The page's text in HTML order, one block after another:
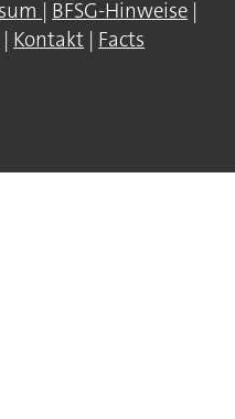
| BFSG-Hinweise |
| Kontakt | Facts